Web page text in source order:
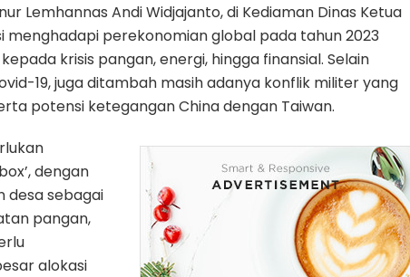
Lemhannas Andi Widjajanto, di Kediaman Dinas Ketua
menghadapi perekonomian global pada tahun 2023
krisis pangan, energi, hingga finansial. Selain
19, juga ditambah masih adanya konflik militer yang
potensi ketegangan China dengan Taiwan.
dengan
desa sebagai
pangan,
alokasi